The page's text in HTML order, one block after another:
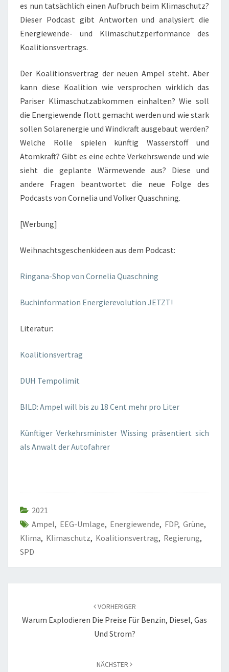
es nun tatsächlich einen Aufbruch beim Klimaschutz?
Dieser Podcast gibt Antworten und analysiert die
Energiewende- und Klimaschutzperformance des
Koalitionsvertrags.
Der Koalitionsvertrag der neuen Ampel steht. Aber
kann diese Koalition wie versprochen wirklich das
Pariser Klimaschutzabkommen einhalten? Wie soll
die Energiewende flott gemacht werden und wie stark
sollen Solarenergie und Windkraft ausgebaut werden?
Welche Rolle spielen künftig Wasserstoff und
Atomkraft? Gibt es eine echte Verkehrswende und wie
sieht die geplante Wärmewende aus? Diese und
andere Fragen beantwortet die neue Folge des
Podcasts von Cornelia und Volker Quaschning.
[Werbung]
Weihnachtsgeschenkideen aus dem Podcast:
Ringana-Shop von Cornelia Quaschning
Buchinformation Energierevolution JETZT!
Literatur:
Koalitionsvertrag
DUH Tempolimit
BILD: Ampel will bis zu 18 Cent mehr pro Liter
Künftiger Verkehrsminister Wissing präsentiert sich
als Anwalt der Autofahrer
2021
Ampel, EEG-Umlage, Energiewende, FDP, Grüne,
Klima, Klimaschutz, Koalitionsvertrag, Regierung,
SPD
VORHERIGER
Warum Explodieren Die Preise Für Benzin, Diesel, Gas
Und Strom?
NÄCHSTER